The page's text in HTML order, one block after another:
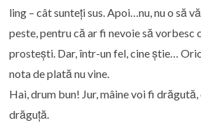
ling – cât sunteți sus. Apoi…nu, nu o să
peste, pentru că ar fi nevoie să vorbesc
prostești. Dar, într-un fel, cine știe…
nota de plată nu vine.
Hai, drum bun! Jur, mâine voi fi
drăguță.